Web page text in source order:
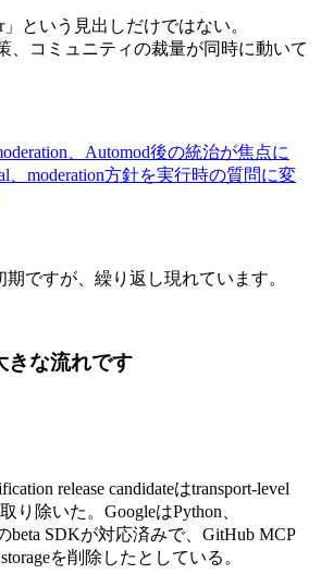
という見出しだけではない。
、コミュニティの裁量が同時に動いて
、Automod後の統治が焦点に
、moderation方針を実行時の質問に変
ですが、繰り返し現れています。
きな流れです
release candidateはtransport-level
り除いた。GoogleはPython、
beta SDKが対応済みで、GitHub MCP
storageを削除したとしている。